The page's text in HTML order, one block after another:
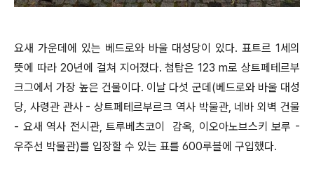
요새 가운데에 있는 베드로와 바울 대성당이 있다. 표트르 1세의
뜻에 따라 20년에 걸쳐 지어졌다. 첨탑은 123 m로 상트페테르부
크그에서 가장 높은 건물이다. 이날 다섯 군데(베드로와 바울 대성
당, 사령관 관사 - 상트페테르부르크 역사 박물관, 네바 외벽 건물
- 요새 역사 전시관, 트루베츠코이 감옥, 이오아노브스키 보루 -
우주선 박물관)를 입장할 수 있는 표를 600루블에 구입했다.